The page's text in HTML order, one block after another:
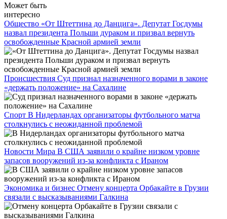
Может быть
интересно
Общество «От Штеттина до Данцига». Депутат Госдумы
назвал президента Польши дураком и призвал вернуть
освобожденные Красной армией земли
Происшествия Суд признал назначенного ворами в законе
«держать положение» на Сахалине
Спорт В Нидерландах организаторы футбольного матча
столкнулись с неожиданной проблемой
Новости Мира В США заявили о крайне низком уровне
запасов вооружений из-за конфликта с Ираном
Экономика и бизнес Отмену концерта Орбакайте в Грузии
связали с высказываниями Галкина